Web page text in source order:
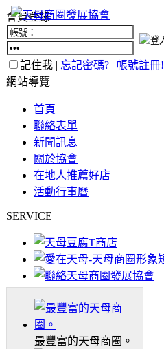
會員登錄
記住我 | 忘記密碼? | 帳號註冊!
網站導覽
首頁
聯絡表單
新聞訊息
關於協會
在地人推薦好店
活動行事曆
SERVICE
最豐富的天母商圈。